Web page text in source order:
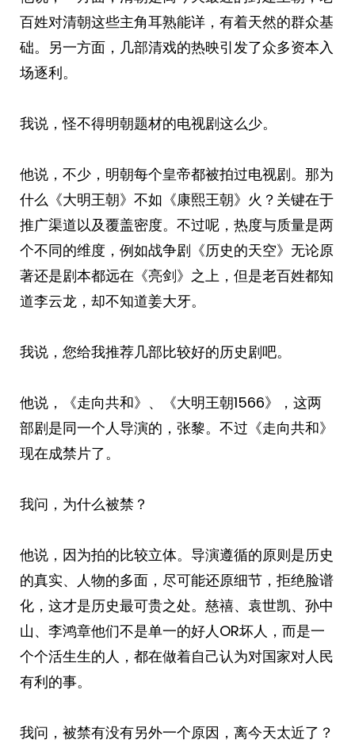
百姓对清朝这些主角耳熟能详，有着天然的群众基
础。另一方面，几部清戏的热映引发了众多资本入
场逐利。
我说，怪不得明朝题材的电视剧这么少。
他说，不少，明朝每个皇帝都被拍过电视剧。那为
什么《大明王朝》不如《康熙王朝》火？关键在于
推广渠道以及覆盖密度。不过呢，热度与质量是两
个不同的维度，例如战争剧《历史的天空》无论原
著还是剧本都远在《亮剑》之上，但是老百姓都知
道李云龙，却不知道姜大牙。
我说，您给我推荐几部比较好的历史剧吧。
他说，《走向共和》、《大明王朝1566》，这两
部剧是同一个人导演的，张黎。不过《走向共和》
现在成禁片了。
我问，为什么被禁？
他说，因为拍的比较立体。导演遵循的原则是历史
的真实、人物的多面，尽可能还原细节，拒绝脸谱
化，这才是历史最可贵之处。慈禧、袁世凯、孙中
山、李鸿章他们不是单一的好人OR坏人，而是一
个个活生生的人，都在做着自己认为对国家对人民
有利的事。
我问，被禁有没有另外一个原因，离今天太近了？